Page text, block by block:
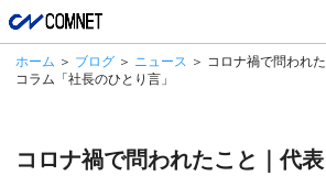
ホーム ＞ ブログ ＞ ニュース ＞ コロナ禍で問われ
コラム「社長のひとり言」
コロナ禍で問われたこと｜代